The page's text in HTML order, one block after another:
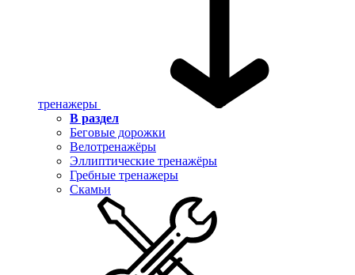
тренажеры
В раздел
Беговые дорожки
Велотренажёры
Эллиптические тренажёры
Гребные тренажеры
Скамьи